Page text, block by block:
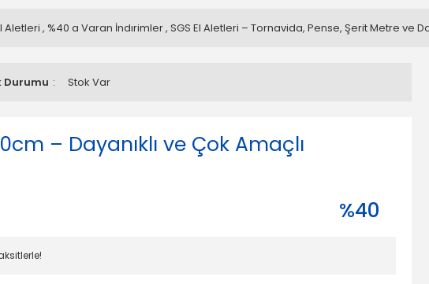
Aletleri , %40 a Varan İndırimler, SGS El Aletleri – Tornavida, Pense, Şerit Metre ve
Durumu Stok Var
– Dayanıklı ve Çok Amaçlı
%40